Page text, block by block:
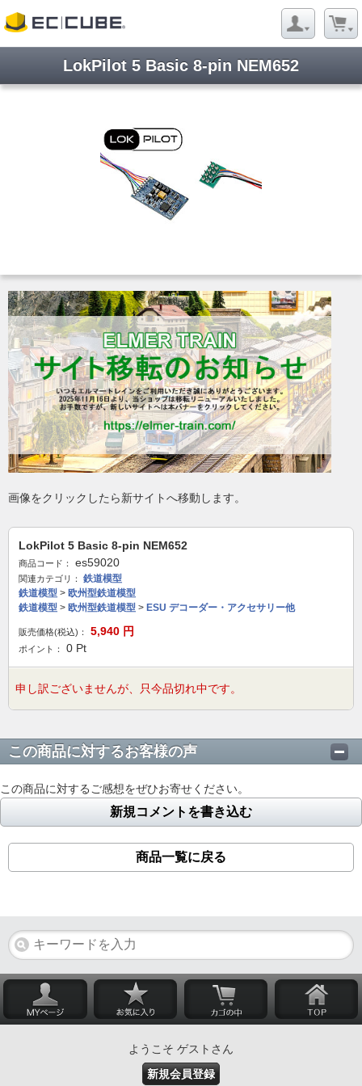
LokPilot 5 Basic 8-pin NEM652
画像をクリックしたら新サイトへ移動します。
LokPilot 5 Basic 8-pin NEM652
商品コード： es59020
関連カテゴリ：
鉄道模型
鉄道模型 > 欧州型鉄道模型
鉄道模型 > 欧州型鉄道模型 > ESU デコーダー・アクセサリー他
販売価格(税込)： 5,940 円
ポイント： 0 Pt
申し訳ございませんが、只今品切れ中です。
この商品に対するお客様の声
この商品に対するご感想をぜひお寄せください。
新規コメントを書き込む
商品一覧に戻る
ようこそ ゲストさん
新規会員登録